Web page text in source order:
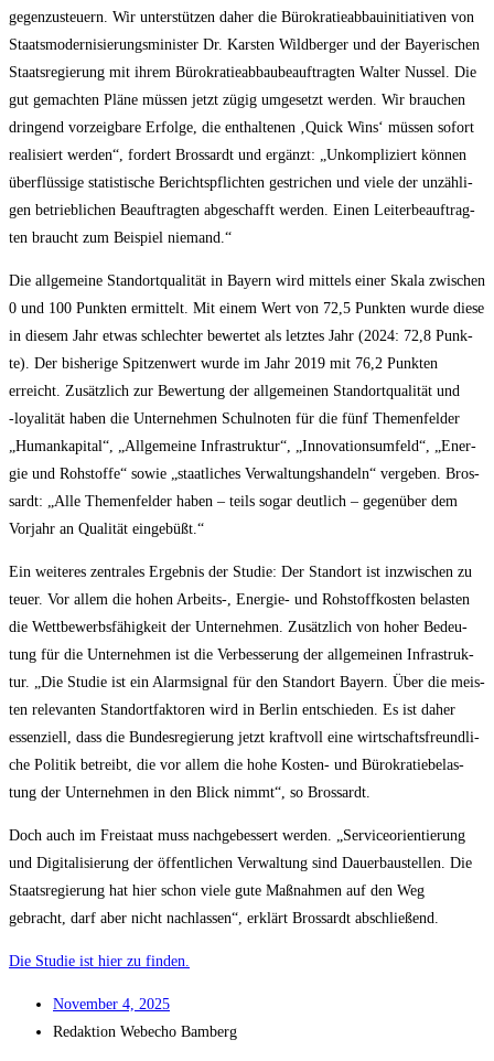
gegen­zu­steu­ern. Wir unter­stüt­zen daher die Büro­kra­tie­ab­bau­in­itia­ti­ven von
Staats­mo­der­ni­sie­rungs­mi­nis­ter Dr. Kars­ten Wild­ber­ger und der Baye­ri­schen
Staats­re­gie­rung mit ihrem Büro­kra­tie­ab­bau­be­auf­trag­ten Wal­ter Nussel. Die
gut gemach­ten Plä­ne müs­sen jetzt zügig umge­setzt wer­den. Wir brau­chen
drin­gend vor­zeig­ba­re Erfol­ge, die ent­hal­te­nen ‚Quick Wins‘ müs­sen sofort
rea­li­siert wer­den“, for­dert Bros­sardt und ergänzt: „Unkom­pli­ziert kön­nen
über­flüs­si­ge sta­tis­ti­sche Berichts­pflich­ten gestri­chen und vie­le der unzäh­li­
gen betrieb­li­chen Beauf­trag­ten abge­schafft wer­den. Einen Lei­ter­be­auf­trag­
ten braucht zum Bei­spiel niemand.“
Die all­ge­mei­ne Stand­ort­qua­li­tät in Bay­ern wird mit­tels einer Ska­la zwi­schen
0 und 100 Punk­ten ermit­telt. Mit einem Wert von 72,5 Punk­ten wur­de die­se
in die­sem Jahr etwas schlech­ter bewer­tet als letz­tes Jahr (2024: 72,8 Punk­
te). Der bis­he­ri­ge Spit­zen­wert wur­de im Jahr 2019 mit 76,2 Punk­ten
erreicht. Zusätz­lich zur Bewer­tung der all­ge­mei­nen Stand­ort­qua­li­tät und
‑loya­li­tät haben die Unter­neh­men Schul­no­ten für die fünf The­men­fel­der
„Human­ka­pi­tal“, „All­ge­mei­ne Infra­struk­tur“, „Inno­va­ti­ons­um­feld“, „Ener­
gie und Roh­stof­fe“ sowie „staat­li­ches Ver­wal­tungs­han­deln“ ver­ge­ben. Bros­
sardt: „Alle The­men­fel­der haben – teils sogar deut­lich – gegen­über dem
Vor­jahr an Qua­li­tät eingebüßt.“
Ein wei­te­res zen­tra­les Ergeb­nis der Stu­die: Der Stand­ort ist inzwi­schen zu
teu­er. Vor allem die hohen Arbeits‑, Ener­gie- und Roh­stoff­kos­ten belas­ten
die Wett­be­werbs­fä­hig­keit der Unter­neh­men. Zusätz­lich von hoher Bedeu­
tung für die Unter­neh­men ist die Ver­bes­se­rung der all­ge­mei­nen Infra­struk­
tur. „Die Stu­die ist ein Alarm­si­gnal für den Stand­ort Bay­ern. Über die meis­
ten rele­van­ten Stand­ort­fak­to­ren wird in Ber­lin ent­schie­den. Es ist daher
essen­zi­ell, dass die Bun­des­re­gie­rung jetzt kraft­voll eine wirt­schafts­freund­li­
che Poli­tik betreibt, die vor allem die hohe Kos­ten- und Büro­kra­tie­be­las­
tung der Unter­neh­men in den Blick nimmt“, so Brossardt.
Doch auch im Frei­staat muss nach­ge­bes­sert wer­den. „Ser­vice­ori­en­tie­rung
und Digi­ta­li­sie­rung der öffent­li­chen Ver­wal­tung sind Dau­er­bau­stel­len. Die
Staats­re­gie­rung hat hier schon vie­le gute Maß­nah­men auf den Weg
gebracht, darf aber nicht nach­las­sen“, erklärt Bros­sardt abschließend.
Die Stu­die ist hier zu finden.
Novem­ber 4, 2025
Redak­ti­on Web­echo Bamberg